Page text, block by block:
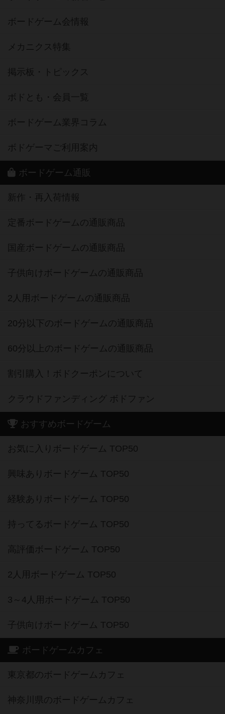
ボードゲーム会情報
メカニクス特集
掲示板・トピックス
ボドとも・会員一覧
ボードゲーム業界コラム
ボドゲーマご利用案内
ボードゲーム通販
新作・再入荷情報
定番ボードゲームの通販商品
国産ボードゲームの通販商品
子供向けボードゲームの通販商品
2人用ボードゲームの通販商品
20分以下のボードゲームの通販商品
60分以上のボードゲームの通販商品
割引購入！ボドクーポンについて
クラウドファンディング ボドファン
おすすめボードゲーム
お気に入りボードゲーム TOP50
興味ありボードゲーム TOP50
経験ありボードゲーム TOP50
持ってるボードゲーム TOP50
高評価ボードゲーム TOP50
2人用ボードゲーム TOP50
3～4人用ボードゲーム TOP50
子供向けボードゲーム TOP50
ボードゲームカフェ
東京都のボードゲームカフェ
神奈川県のボードゲームカフェ